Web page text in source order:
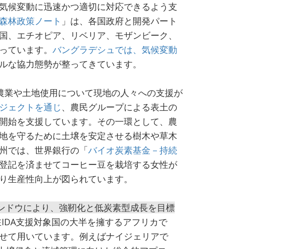
候変動に迅速かつ適切に対応できるよう支
林政策ノート 」は、各国政府と開発パート
エチオピア、リベリア、モザンビーク、
ています。 バングラデシュでは、気候変動
な協力態勢が整ってきています。
や土地使用について現地の人々への支援が
ェクトを通じ、農民グループによる表土の
始を支援しています。その一環として、農
を守るために土壌を安定させる樹木や草木
では、世界銀行の「バイオ炭素基金－持続
記を済ませてコーヒー豆を栽培する女性が
産性向上が図られています。
ウにより、強靭化と低炭素型成長を目標
支援対象国の大半を擁するアフリカで
て用いています。例えばナイジェリアで